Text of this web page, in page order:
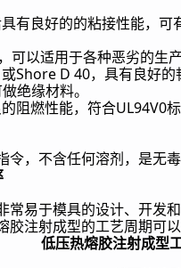
有良好的的粘接性能，
，可以适用于各种恶劣的生
或Shore D 40，具有良好的
绝缘材料。
阻燃性能，符合UL94V0标
令，不含任何溶剂，是无
易于模具的设计、开发
注射成型的工艺周期可
低压热熔胶注射成型